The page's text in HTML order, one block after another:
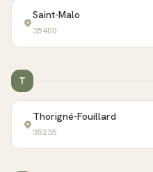
Saint-Malo
35400
T
Thorigné-Fouillard
35235